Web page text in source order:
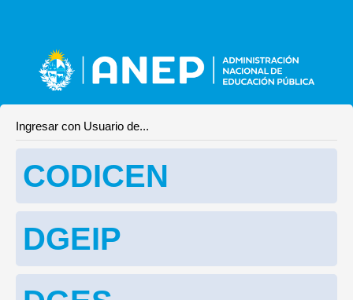
Ingresar con Usuario de...
CODICEN
DGEIP